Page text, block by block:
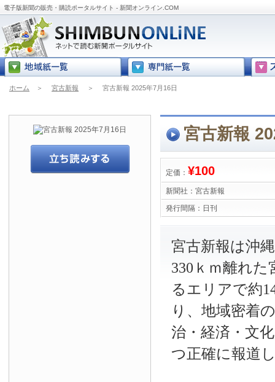
電子版新聞の販売・購読ポータルサイト - 新聞オンライン.COM
ホーム ＞ 宮古新報 ＞ 宮古新報 2025年7月16日
宮古新報
定価： ¥100
新聞社： 宮古新報
発行間隔： 日刊
宮古新報は沖
330ｋｍ離れ
るエリアで約
り、地域密着
治・経済・文
つ正確に報道